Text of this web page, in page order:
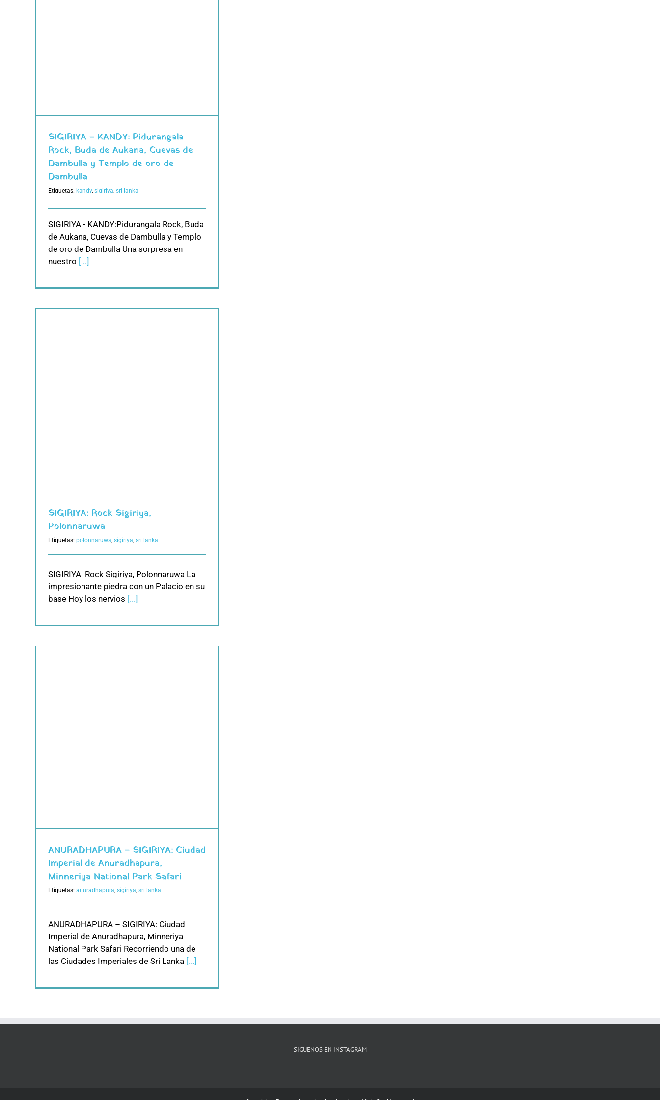
SIGIRIYA – KANDY: Pidurangala
Rock, Buda de Aukana, Cuevas de
Dambulla y Templo de oro de
Dambulla
Etiquetas: kandy, sigiriya, sri lanka
SIGIRIYA - KANDY:Pidurangala Rock, Buda
de Aukana, Cuevas de Dambulla y Templo
de oro de Dambulla Una sorpresa en
nuestro [...]
SIGIRIYA: Rock Sigiriya,
Polonnaruwa
Etiquetas: polonnaruwa sigiriya sri lanka
SIGIRIYA: Rock Sigiriya, Polonnaruwa La
impresionante piedra con un Palacio en su
base Hoy los nervios [...]
ANURADHAPURA – SIGIRIYA: Ciudad
Imperial de Anuradhapura,
Minneriya National Park Safari
Etiquetas: anuradhapura, sigiriya, sri lanka
ANURADHAPURA – SIGIRIYA: Ciudad
Imperial de Anuradhapura, Minneriya
National Park Safari Recorriendo una de
las Ciudades Imperiales de Sri Lanka [...]
SIGUENOS EN INSTAGRAM